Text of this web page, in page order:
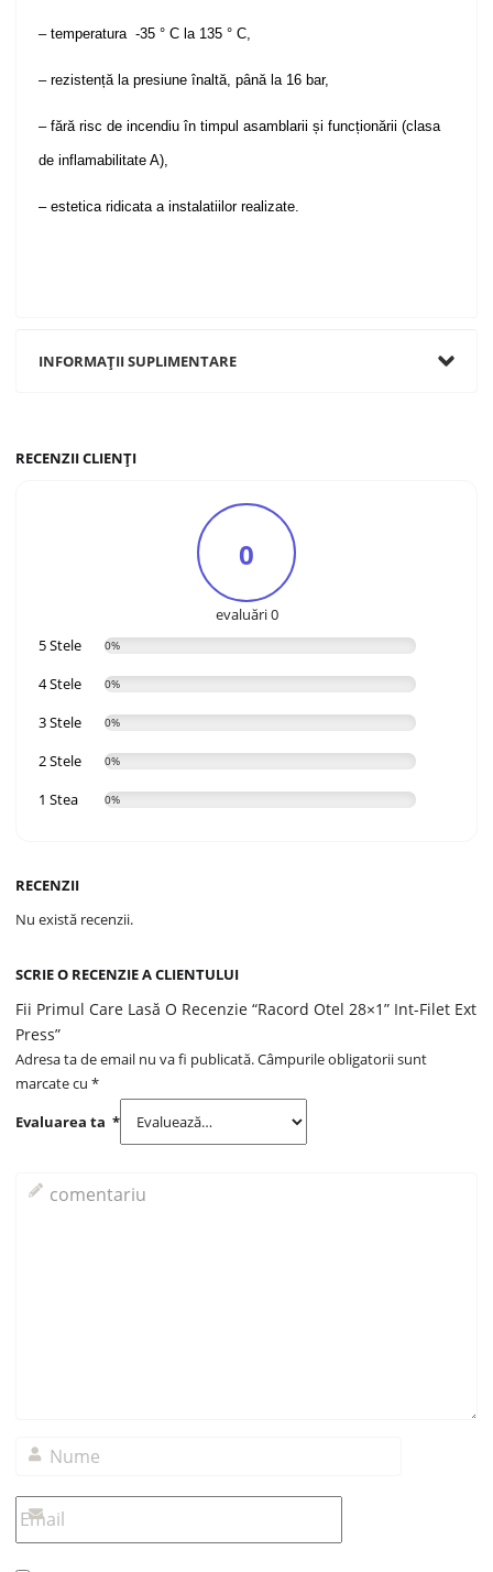
– temperatura -35 ° C la 135 ° C,
– rezistență la presiune înaltă, până la 16 bar,
– fără risc de incendiu în timpul asamblarii și funcționării (clasa
de inflamabilitate A),
– estetica ridicata a instalatiilor realizate.
INFORMAȚII SUPLIMENTARE
RECENZII CLIENȚI
0
evaluări 0
5 Stele
0%
4 Stele 0%
3 Stele 0%
2 Stele 0%
1 Stea 0%
RECENZII
Nu există recenzii.
SCRIE O RECENZIE A CLIENTULUI
Fii Primul Care Lasă O Recenzie “Racord Otel 28×1” Int-Filet Ext
Press”
Adresa ta de email nu va fi publicată.Câmpurile obligatorii sunt
marcate cu*
Evaluarea ta*